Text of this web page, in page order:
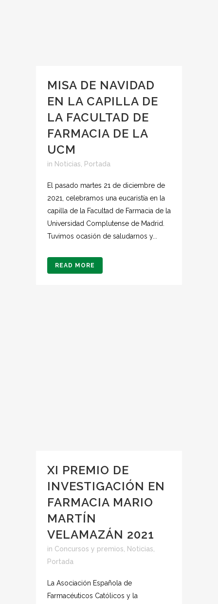
MISA DE NAVIDAD
EN LA CAPILLA DE
LA FACULTAD DE
FARMACIA DE LA
UCM
in Noticias Portada
El pasado martes 21 de diciembre de
2021, celebramos una eucaristía en la
capilla de la Facultad de Farmacia de la
Universidad Complutense de Madrid.
Tuvimos ocasión de saludarnos y...
READ MORE
XI PREMIO DE
INVESTIGACIÓN EN
FARMACIA MARIO
MARTÍN
VELAMAZÁN 2021
in Concursos y premios Noticias
Portada
La Asociación Española de
Farmacéuticos Católicos y la